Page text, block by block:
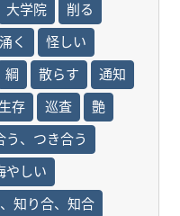
大学院
削る
く
怪しい
綱 散らす
通知
生存 巡査
艶
う、つき合う
やしい
知り合、知合